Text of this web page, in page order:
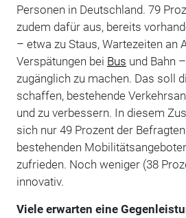
Personen in Deutschland. 79
zudem dafür aus, bereits
– etwa zu Staus, Wartezeiten an
Verspätungen bei Bus und Bahn
zugänglich zu machen. Das soll
schaffen, bestehende
und zu verbessern. In diesem
sich nur 49 Prozent der
bestehenden
zufrieden. Noch weniger (38
innovativ.
Viele erwarten eine